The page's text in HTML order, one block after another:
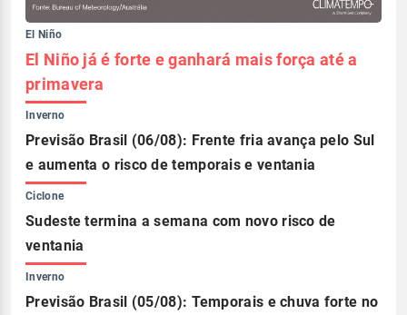
El Niño
El Niño já é forte e ganhará mais força até a
primavera
Inverno
Previsão Brasil (06/08): Frente fria avança pelo Sul
e aumenta o risco de temporais e ventania
Ciclone
Sudeste termina a semana com novo risco de
ventania
Inverno
Previsão Brasil (05/08): Temporais e chuva forte no